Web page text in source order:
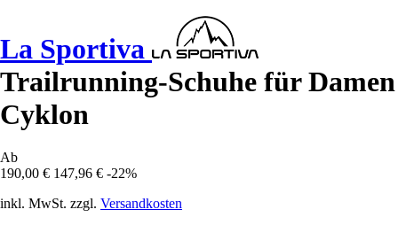
La Sportiva
Trailrunning-Schuhe für Damen
Cyklon
Ab
190,00 € 147,96 € -22%
inkl. MwSt. zzgl. Versandkosten